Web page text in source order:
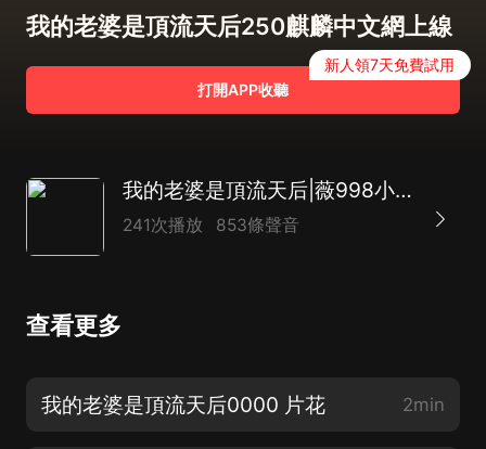
我的老婆是頂流天后250麒麟中文網上線
打開APP收聽
新人領7天免費試用
我的老婆是頂流天后|薇998小樣的貓|多人有聲劇
241次播放 853條聲音
查看更多
我的老婆是頂流天后0000 片花 2min